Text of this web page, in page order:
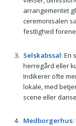
arrangementet
ceremonisalen
festlighed
Selskabssal: En
herregård eller
Indikerer ofte
lokale, med
scene eller
Medborgerhus: